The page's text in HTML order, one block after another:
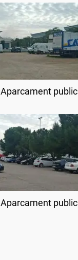
Aparcament public
Aparcament public